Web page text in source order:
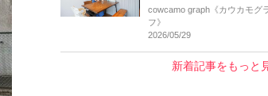
cowcamo graph《カウカモグ
フ》
2026/05/29
新着記事をもっと